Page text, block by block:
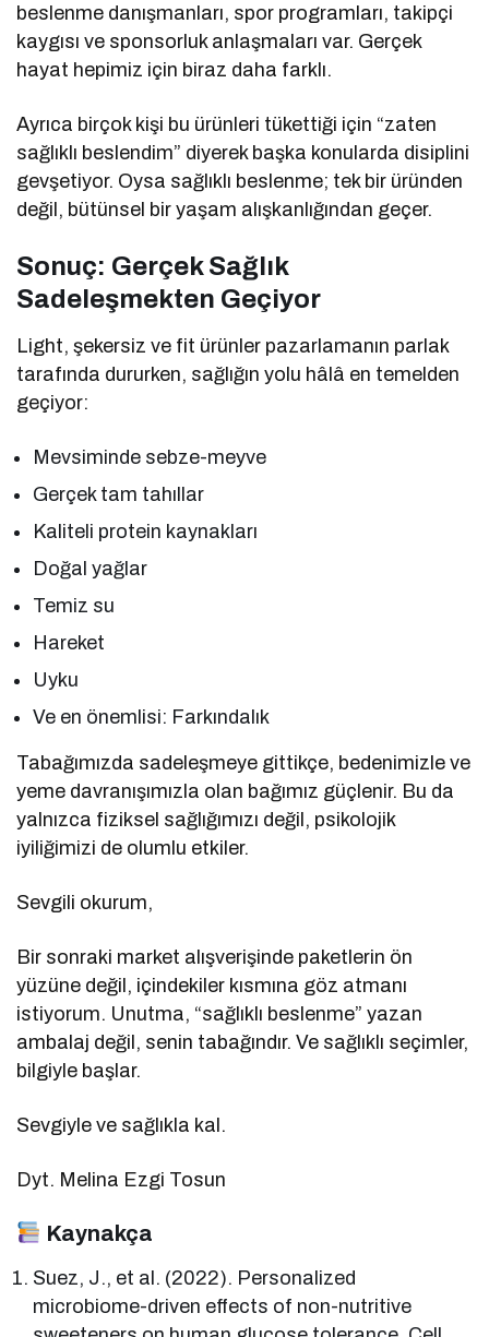
beslenme danışmanları, spor programları, takipçi
kaygısı ve sponsorluk anlaşmaları var. Gerçek
hayat hepimiz için biraz daha farklı.
Ayrıca birçok kişi bu ürünleri tükettiği için “zaten
sağlıklı beslendim” diyerek başka konularda disiplini
gevşetiyor. Oysa sağlıklı beslenme; tek bir üründen
değil, bütünsel bir yaşam alışkanlığından geçer.
Sonuç: Gerçek Sağlık
Sadeleşmekten Geçiyor
Light, şekersiz ve fit ürünler pazarlamanın parlak
tarafında dururken, sağlığın yolu hâlâ en temelden
geçiyor:
Mevsiminde sebze-meyve
Gerçek tam tahıllar
Kaliteli protein kaynakları
Doğal yağlar
Temiz su
Hareket
Uyku
Ve en önemlisi: Farkındalık
Tabağımızda sadeleşmeye gittikçe, bedenimizle ve
yeme davranışımızla olan bağımız güçlenir. Bu da
yalnızca fiziksel sağlığımızı değil, psikolojik
iyiliğimizi de olumlu etkiler.
Sevgili okurum,
Bir sonraki market alışverişinde paketlerin ön
yüzüne değil, içindekiler kısmına göz atmanı
istiyorum. Unutma, “sağlıklı beslenme” yazan
ambalaj değil, senin tabağındır. Ve sağlıklı seçimler,
bilgiyle başlar.
Sevgiyle ve sağlıkla kal.
Dyt. Melina Ezgi Tosun
Kaynakça
Suez, J., et al. (2022). Personalized
microbiome-driven effects of non-nutritive